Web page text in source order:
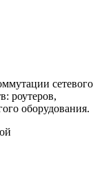
сетевого
роутеров,
оборудования.